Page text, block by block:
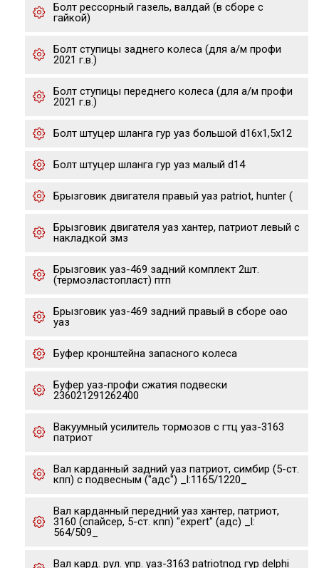
Болт рессорный газель, валдай (в сборе с
гайкой)
Болт ступицы заднего колеса (для а/м профи
2021 г.в.)
Болт ступицы переднего колеса (для а/м профи
2021 г.в.)
Болт штуцер шланга гур уаз большой d16х1,5х12
Болт штуцер шланга гур уаз малый d14
Брызговик двигателя правый уаз patriot, hunter (
Брызговик двигателя уаз хантер, патриот левый с
накладкой змз
Брызговик уаз-469 задний комплект 2шт.
(термоэластопласт) птп
Брызговик уаз-469 задний правый в сборе оао
уаз
Буфер кронштейна запасного колеса
Буфер уаз-профи сжатия подвески
236021291262400
Вакуумный усилитель тормозов с гтц уаз-3163
патриот
Вал карданный задний уаз патриот, симбир (5-ст.
кпп) с подвесным ("адс") _l:1165/1220_
Вал карданный передний уаз хантер, патриот,
3160 (спайсер, 5-ст. кпп) "expert" (адс) _l:
564/509_
Вал кард. рул. упр. уаз-3163 patriotпод гур delphi